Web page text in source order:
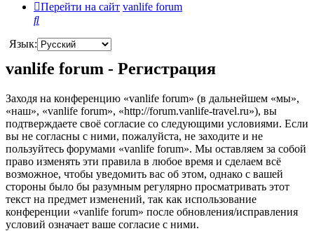
Перейти на сайт vanlife forum
Поиск
Язык:
vanlife forum - Регистрация
Заходя на конференцию «vanlife forum» (в дальнейшем «мы»,
«наш», «vanlife forum», «http://forum.vanlife-travel.ru»), вы
подтверждаете своё согласие со следующими условиями. Если
вы не согласны с ними, пожалуйста, не заходите и не
пользуйтесь форумами «vanlife forum». Мы оставляем за собой
право изменять эти правила в любое время и сделаем всё
возможное, чтобы уведомить вас об этом, однако с вашей
стороны было бы разумным регулярно просматривать этот
текст на предмет изменений, так как использование
конференции «vanlife forum» после обновления/исправления
условий означает ваше согласие с ними.